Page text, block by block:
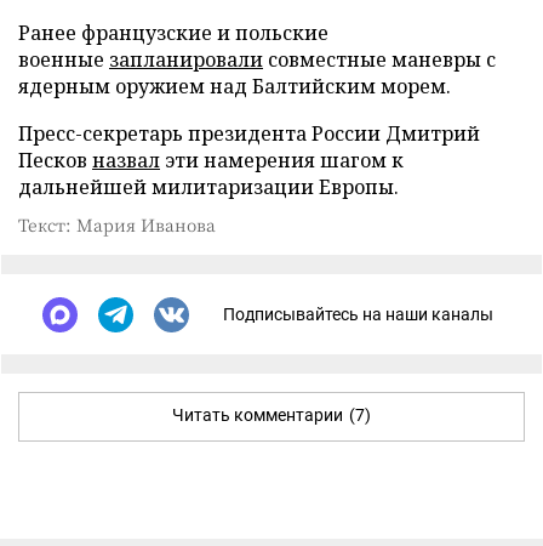
Ранее французские и польские
военные запланировали совместные маневры с
ядерным оружием над Балтийским морем.
Пресс-секретарь президента России Дмитрий
Песков назвал эти намерения шагом к
дальнейшей милитаризации Европы.
Текст: Мария Иванова
Подписывайтесь на наши каналы
Читать комментарии (7)